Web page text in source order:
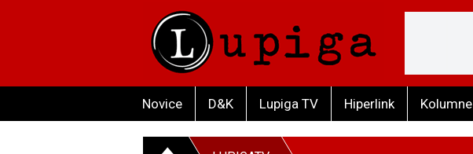
Novice D&K Lupiga TV Hiperlink Kolumne